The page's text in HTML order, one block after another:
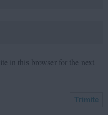
in this browser for the next